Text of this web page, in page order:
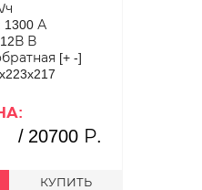
ч
1300 А
В
[+ -]
/ 20700 Р.
КУПИТЬ